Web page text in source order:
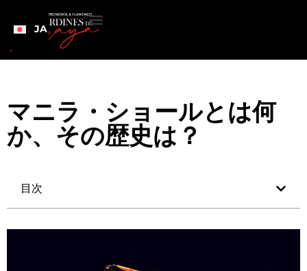
JA
マニラ・ショールとは何
か、その歴史は？
目次